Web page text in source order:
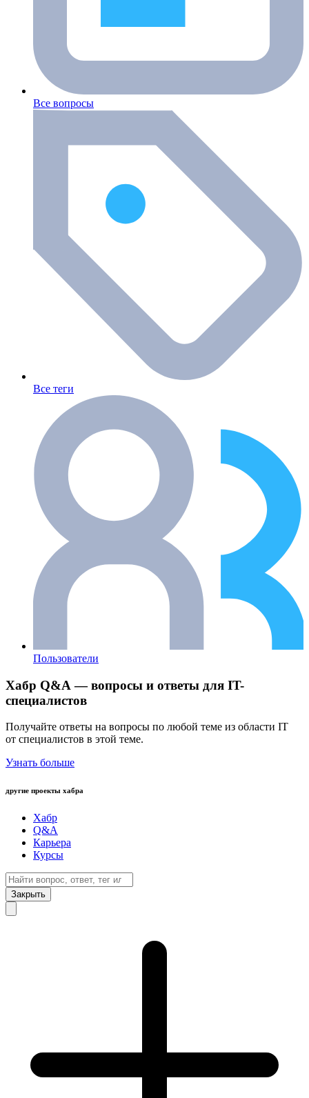
Все вопросы
Все теги
Пользователи
Хабр Q&A — вопросы и ответы для IT-
специалистов
Получайте ответы на вопросы по любой теме из области IT
от специалистов в этой теме.
Узнать больше
другие проекты хабра
Хабр
Q&A
Карьера
Курсы
Закрыть